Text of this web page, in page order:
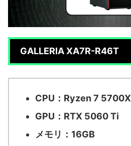
GALLERIA XA7R-R46T
CPU：Ryzen 7 5700X
GPU：RTX 5060 Ti
メモリ：16GB